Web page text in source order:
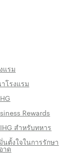
แรม
โรงแรม
Rewards
สำหรับทหาร
นตั้งใจในการรักษา
าด